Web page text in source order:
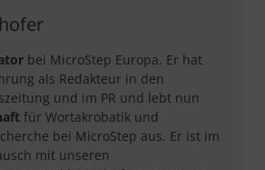
bei MicroStep Europa. Er hat
als Redakteur in den
und im PR und lebt nun
für Wortakrobatik und
bei MicroStep aus. Er ist im
mit unseren